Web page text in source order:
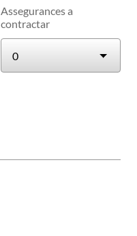
Assegurances a
contractar